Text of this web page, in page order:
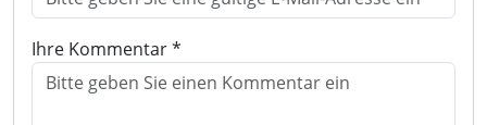
Ihre Kommentar *